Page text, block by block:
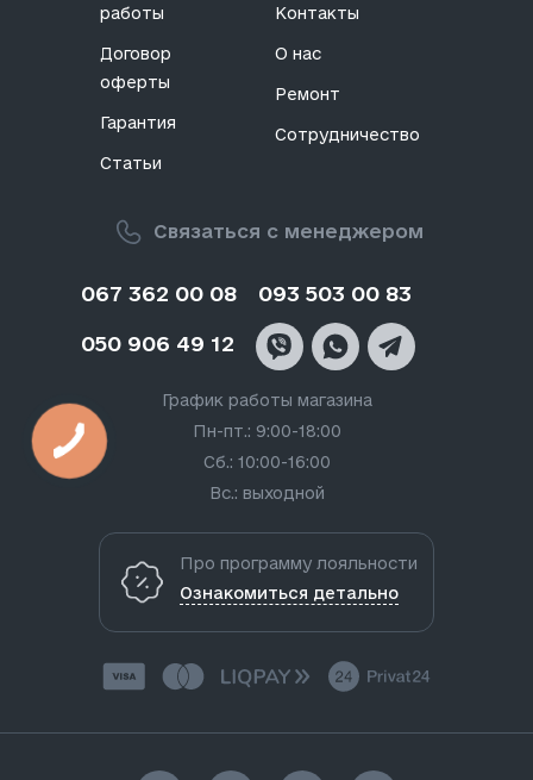
Связаться с менеджером
067 362 00 08 093 503 00 83
050 906 49 12
График работы магазина
Пн-пт.: 9:00-18:00
Сб.: 10:00-16:00
Вс.: выходной
работы
Договор
оферты
Гарантия
Статьи
Контакты
О нас
Ремонт
Сотрудничество
Про программу лояльности
Ознакомиться детально